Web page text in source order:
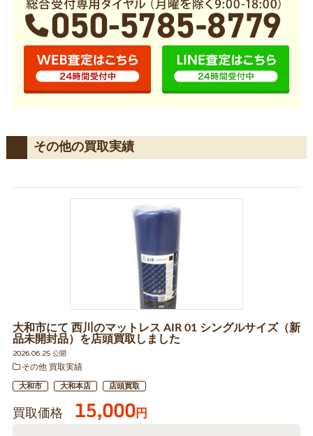
その他の買取実績
大和市にて 西川のマットレス AIR 01 シングルサイズ（新
品未開封品）を店頭買取しました
2026.06.25 公開
その他 買取実績
大和市 大和本店 店頭買取
買取価格 15,000円